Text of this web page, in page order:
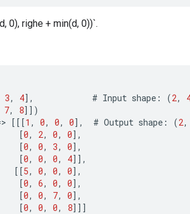
0), righe + min(d, 0))`.
3, 4] , # Input shape : (2,
7, 8]] )
> [[[1 , 0, 0, 0] , # Output shape : (2,
[0, 2, 0, 0] ,
[0, 0, 3, 0] ,
[0, 0, 0, 4]] ,
[[5, 0, 0, 0] ,
[0, 6, 0, 0] ,
[0, 0, 7, 0] ,
[0, 0, 0, 8]]]